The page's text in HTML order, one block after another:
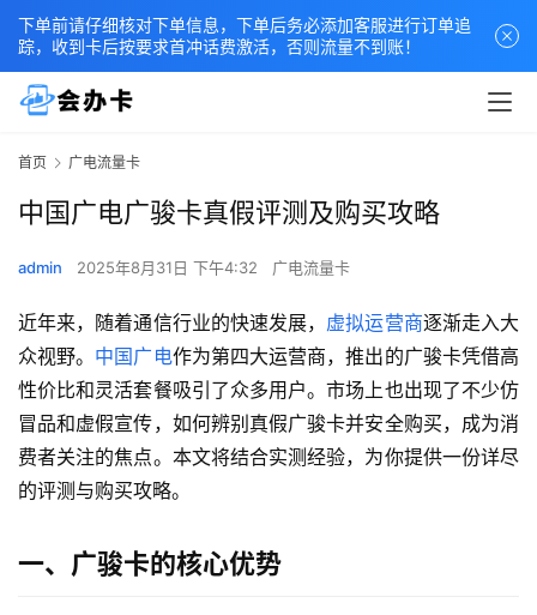
首页 广电流量卡
中国广电广骏卡真假评测及购买攻略
admin 2025年8月31日 下午4:32 广电流量卡
近年来，随着通信行业的快速发展， 虚拟运营商逐渐走入大
众视野。 中国广电作为第四大运营商，推出的广骏卡凭借高
性价比和灵活套餐吸引了众多用户。市场上也出现了不少仿
冒品和虚假宣传，如何辨别真假广骏卡并安全购买，成为消
费者关注的焦点。本文将结合实测经验，为你提供一份详尽
的评测与购买攻略。
一、广骏卡的核心优势
下单前请仔细核对下单信息，下单后务必添加客服进行订单追
踪，收到卡后按要求首冲话费激活，否则流量不到账！